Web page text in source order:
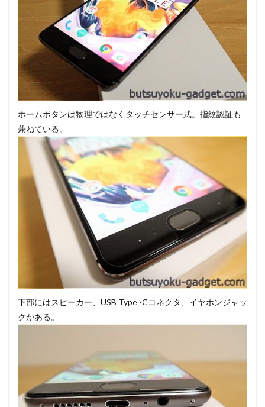
ホームボタンは物理ではなくタッチセンサー式。指紋認証も
兼ねている。
下部にはスピーカー、USB Type -Cコネクタ、イヤホンジャッ
クがある。